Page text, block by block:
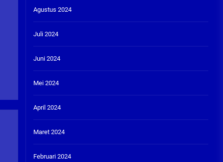
Agustus 2024
Juli 2024
Juni 2024
Mei 2024
April 2024
Maret 2024
Februari 2024